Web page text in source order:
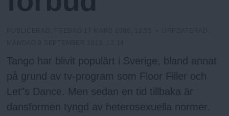
N
Tango har blivit populärt i Sverige, bland annat
på grund av tv-program som Floor Filler och
Let"s Dance. Men sedan en tid tillbaka är
dansformen tyngd av heterosexuella normer.